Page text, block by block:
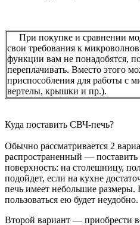
При покупке и сравнении
свои требования к
функции вам не понадобятся,
переплачивать. Вместо этого
приспособления для работы с
вертелы, крышки и пр.).
Куда поставить СВЧ-печь?
Обычно рассматривается 2
распространенный ―
поверхность: на столешницу,
подойдет, если на кухне
печь имеет небольшие размеры.
пользоваться ею будет неудобно.
Второй вариант ― приобрести